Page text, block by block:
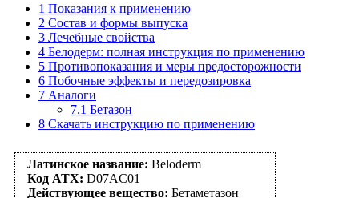
1 Показания к применению
2 Состав и формы выпуска
3 Лечебные свойства
4 Белодерм: полная инструкция по применению
5 Противопоказания и меры предосторожности
6 Побочные эффекты и передозировка
7 Аналоги
7.1 Бетазон
8 Скачать инструкцию по применению
Латинское название: Beloderm
Код АТХ: D07AC01
Действующее вещество: Бетаметазон